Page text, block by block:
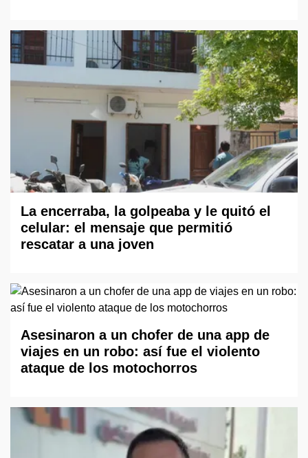
La encerraba, la golpeaba y le quitó el
celular: el mensaje que permitió
rescatar a una joven
Asesinaron a un chofer de una app de
viajes en un robo: así fue el violento
ataque de los motochorros